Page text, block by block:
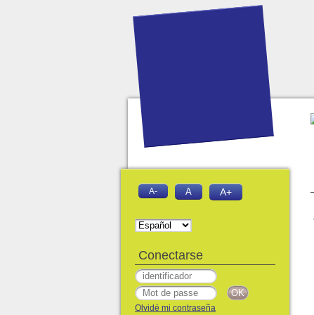
A- A A+
Conectarse
Olvidé mi contraseña